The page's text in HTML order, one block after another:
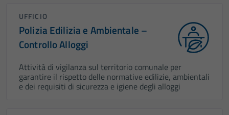
UFFICIO
Polizia Edilizia e Ambientale –
Controllo Alloggi
Attività di vigilanza sul territorio comunale per
garantire il rispetto delle normative edilizie, ambientali
e dei requisiti di sicurezza e igiene degli alloggi